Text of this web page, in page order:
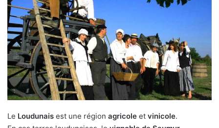
Le Loudunais est une région agricole et vinicole.